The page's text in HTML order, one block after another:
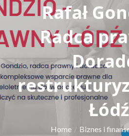
Rafał
Radca
Łódź
Home Biznes i